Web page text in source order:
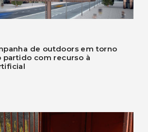
de outdoors em torno
partido com recurso à